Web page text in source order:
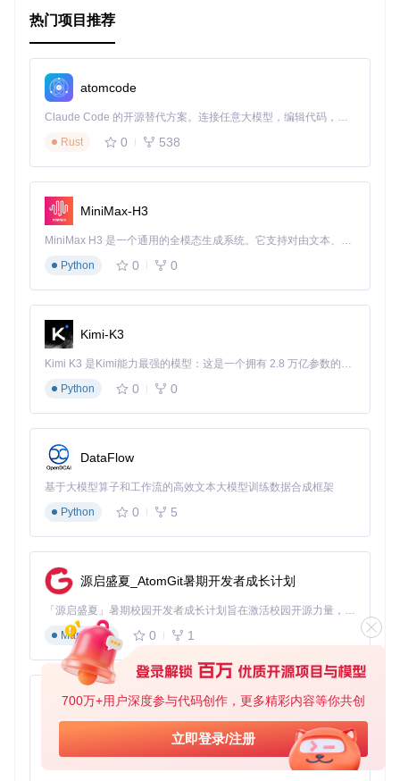
700万+用户深度参与代码创作，更多精彩内容等你共创
立即登录/注册
热门项目推荐
atomcode
Claude Code 的开源替代方案。连接任意大模型，编辑代码，运行命令，自动验证 — 全自动执行。用 Rust 构建，极致性能。 ｜ An open-source alternative to Claude Code. Connect any LLM, edit code, run commands, and verify changes — autonomously. Built in Rust for speed. Get Started
Rust
0 538
MiniMax-H3
MiniMax H3 是一个通用的全模态生成系统。它支持对由文本、图像、视频和音频组成的多模态上下文进行统一理解，并能生成分辨率高达 2K、时长可达 15 秒的带原生立体声音频的视频。得益于面向任务泛化的系统设计，H3 在预训练阶段就已具备广泛的多模态上下文理解与生成能力，能够出色地执行复杂的多模态指令。
Python
0 0
Kimi-K3
Kimi K3 是Kimi能力最强的模型：这是一个拥有 2.8 万亿参数的混合专家（MoE）模型，具备原生视觉理解能力，并支持 100 万 token 的上下文窗口。
Python
0 0
DataFlow
基于大模型算子和工作流的高效文本大模型训练数据合成框架
Python
0 5
源启盛夏_AtomGit暑期开发者成长计划
「源启盛夏」暑期校园开发者成长计划旨在激活校园开源力量，通过积分激励、认证扶持、资源倾斜等形式，引导高校组织和开发者完成「入驻 — 建项目 — 做贡献 — 获认证 — 得资源」的完整闭环。无论你是想带领社团入驻平台的组织者，还是希望用代码贡献证明自己的开发者，都能在这里找到属于你的成长路径。
Markdown
0 1
py-xiaozhi
基于Python的Xiaozhi AI，适用于想要完整Xiaozhi体验而无需拥有专用硬件的用户。
Python
0 1